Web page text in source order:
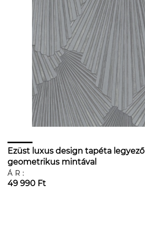
Ezüst luxus design tapéta legyező
geometrikus mintával
ÁR:
49 990 Ft